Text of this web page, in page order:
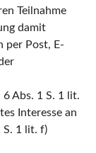
Teilnahme
damit
per Post, E-
Abs. 1 S. 1 lit.
Interesse an
S. 1 lit. f)